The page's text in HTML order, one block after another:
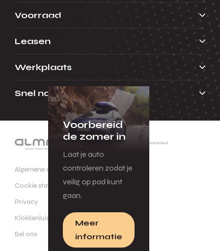
Zomercheck
Accessoires
Voorbereid
de zomer in
Laat je auto
controleren zodat je
veilig op pad kunt
gaan.
Meer
informatie
Voorraad
Leasen
Werkplaats
Snel naar
Algemene voorwaarden
Cookie statement
Privacy
Klokkenluidersregeling
Bel ons